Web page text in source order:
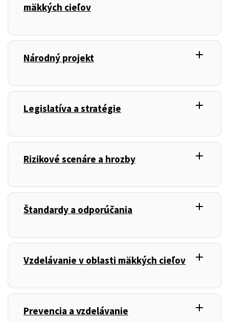
mäkkých cieľov
Národný projekt
, add
Legislatíva a stratégie
, add
Rizikové scenáre a hrozby
, add
Štandardy a odporúčania
, add
Vzdelávanie v oblasti mäkkých cieľov
, add
Prevencia a vzdelávanie
, add